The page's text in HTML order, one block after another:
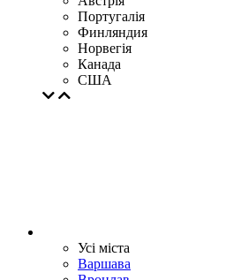
Португалія
Финляндия
Норвегія
Канада
США
Усі міста
Варшава